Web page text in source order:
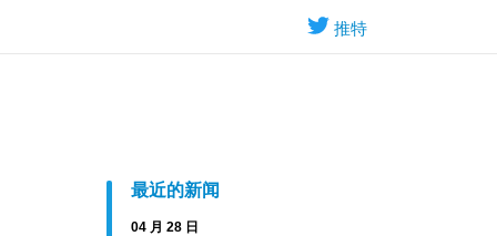
推特
最近的新闻
04 月 28 日